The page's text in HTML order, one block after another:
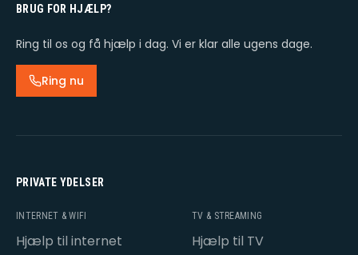
BRUG FOR HJÆLP?
Ring til os og få hjælp i dag. Vi er klar alle ugens dage.
Ring nu
PRIVATE YDELSER
INTERNET & WIFI
Hjælp til internet
TV & STREAMING
Hjælp til TV